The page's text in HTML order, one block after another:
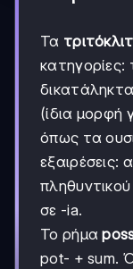
Τα
(ίδια μορφή
όπως τα
εξαιρέσεις:
σε -ia.
Το ρήμα
pot- + sum.